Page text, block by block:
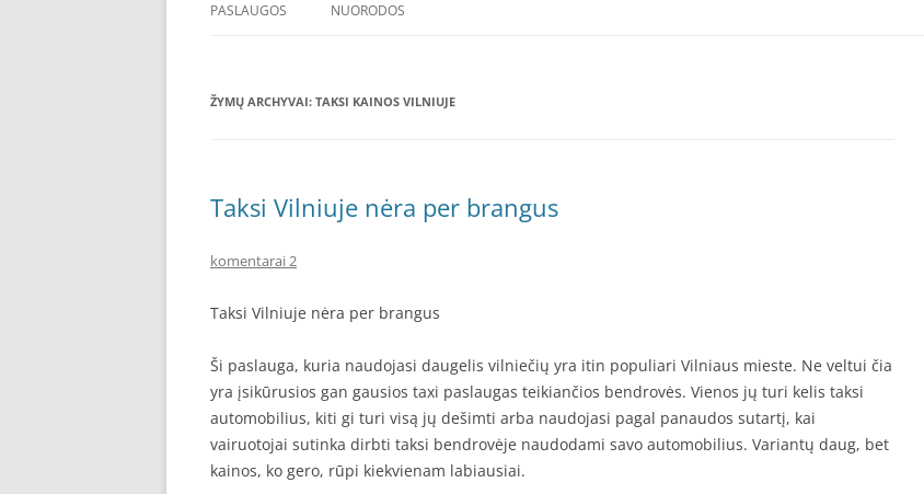
PASLAUGOS NUORODOS
STEBĖJIMO SISTEMOS
SEO STRAIPSNIU TALPINIMAS
ŽYMŲ ARCHYVAI: TAKSI KAINOS VILNIUJE
Taksi Vilniuje nėra per brangus
komentarai 2
Taksi Vilniuje nėra per brangus
Ši paslauga, kuria naudojasi daugelis vilniečių yra itin populiari Vilniaus mieste. Ne veltui čia
yra įsikūrusios gan gausios taxi paslaugas teikiančios bendrovės. Vienos jų turi kelis taksi
automobilius, kiti gi turi visą jų dešimti arba naudojasi pagal panaudos sutartį, kai
vairuotojai sutinka dirbti taksi bendrovėje naudodami savo automobilius. Variantų daug, bet
kainos, ko gero, rūpi kiekvienam labiausiai.